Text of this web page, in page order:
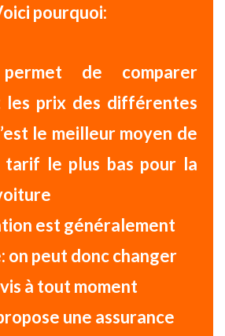
pourquoi:
de comparer
les prix des différentes
le meilleur moyen de
le plus bas pour la
est généralement
: on peut donc changer
à tout moment
une assurance